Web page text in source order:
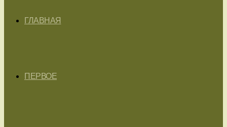
ГЛАВНАЯ
ПЕРВОЕ